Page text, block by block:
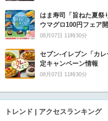
はま寿司「旨ねた夏祭
ウマグロ100円フェア
08月07日 11時30分
セブン‐イレブン「カ
定キャンペーン情報
08月07日 11時30分
トレンド | アクセスランキング